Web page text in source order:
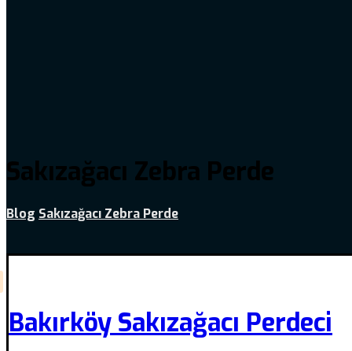
Sakızağacı Zebra Perde
Blog Sakızağacı Zebra Perde
Bakırköy Sakızağacı Perdeci